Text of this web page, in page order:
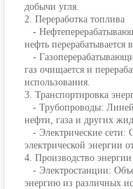
добычи угля.
2. Переработка топлива
-
нефть перерабатывается
-
газ очищается и
использования.
3. Транспортировка
- Трубопроводы:
нефти, газа и других
- Электрические сети:
электрической энергии
4. Производство энергии
- Электростанции:
энергию из различных